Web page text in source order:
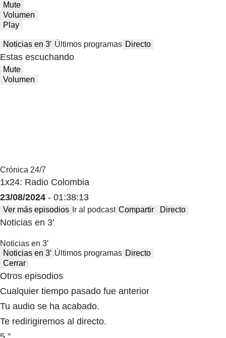
Mute
Volumen
Play
Noticias en 3′ Últimos programas Directo
Estas escuchando
Mute
Volumen
Crónica 24/7
1x24: Radio Colombia
23/08/2024 - 01:38:13
Ver más episodios Ir al podcast Compartir Directo
Noticias en 3′
Noticias en 3′
Noticias en 3′ Últimos programas Directo
Cerrar
Otros episodios
Cualquier tiempo pasado fue anterior
Tu audio se ha acabado.
Te redirigiremos al directo.